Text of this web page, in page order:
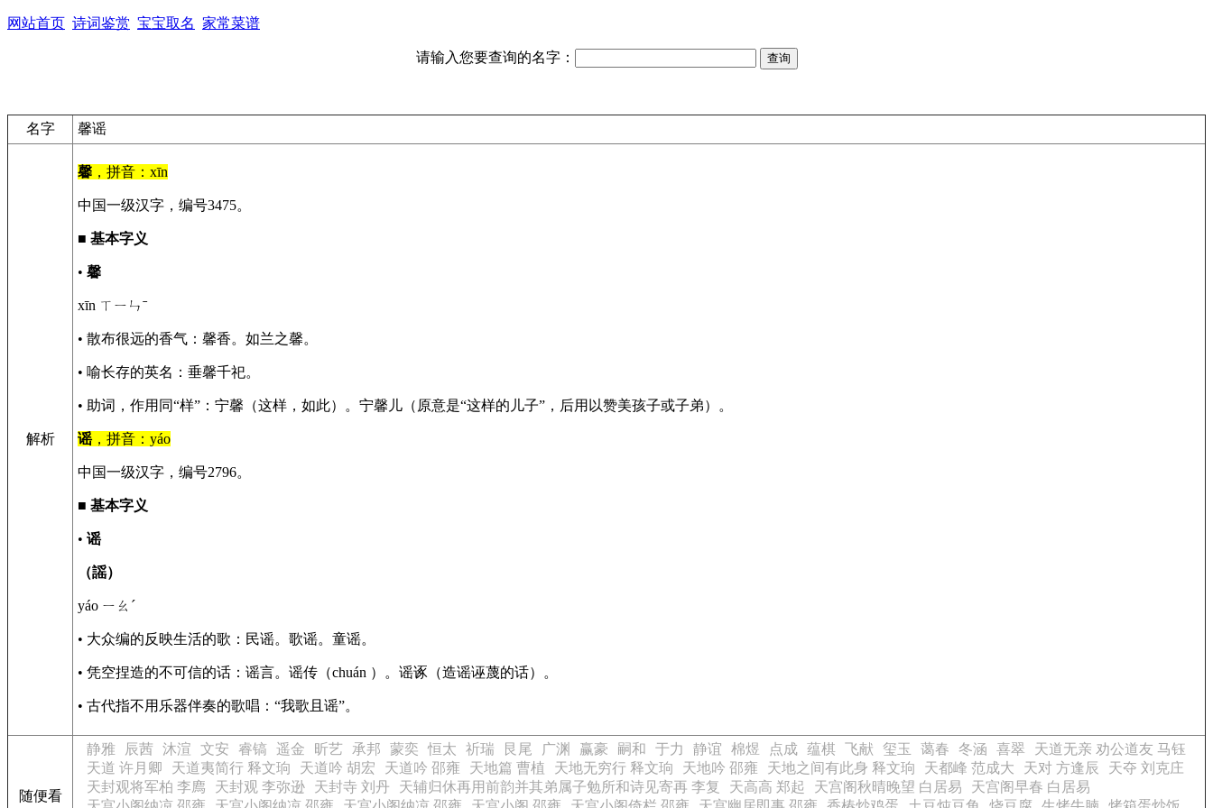
网站首页 诗词鉴赏 宝宝取名 家常菜谱
请输入您要查询的名字：
名字 馨谣
解析
馨 ，拼音：xīn
中国一级汉字，编号3475。
■ 基本字义
• 馨
xīn ㄒㄧㄣˉ
• 散布很远的香气：馨香。如兰之馨。
• 喻长存的英名：垂馨千祀。
• 助词，作用同“样”：宁馨（这样，如此）。宁馨儿（原意是“这样的儿子”，后用以赞美孩子或子弟）。
谣，拼音：yáo
中国一级汉字，编号2796。
■ 基本字义
• 谣
（謡）
yáo ㄧㄠˊ
• 大众编的反映生活的歌：民谣。歌谣。童谣。
• 凭空捏造的不可信的话：谣言。谣传（chuán ）。谣诼（造谣诬蔑的话）。
• 古代指不用乐器伴奏的歌唱：“我歌且谣”。
随便看
静雅 辰茜 沐渲 文安 睿镐 遥金 昕艺 承邦 蒙奕 恒太 祈瑞 艮尾 广渊 赢豪 嗣和 于力 静谊 棉煜 点成 蕴棋 飞献 玺玉 蔼春 冬涵 喜翠
天道无亲 劝公道友 马钰
天道 许月卿
天道夷简行 释文珦 天道吟 胡宏 天道吟 邵雍 天地篇 曹植 天地无穷行 释文珦 天地吟 邵雍 天地之间有此身 释文珦 天都峰 范成大 天对 方逢辰
天夺 刘克庄
天封观将军柏 李廌
天封观 李弥逊 天封寺 刘丹 天辅归休再用前韵并其弟属子勉所和诗见寄再 李复 天高高 郑起 天宫阁秋晴晚望 白居易
天宫阁早春 白居易